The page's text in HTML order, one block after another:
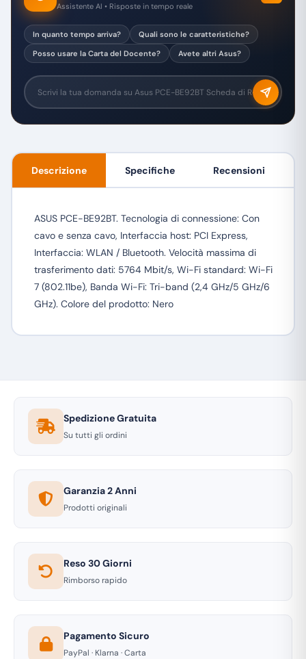
Assistente AI • Risposte in tempo reale
In quanto tempo arriva?
Quali sono le caratteristiche?
Posso usare la Carta del Docente?
Avete altri Asus?
Descrizione Specifiche Recensioni
ASUS PCE-BE92BT. Tecnologia di connessione: Con
cavo e senza cavo, Interfaccia host: PCI Express,
Interfaccia: WLAN / Bluetooth. Velocità massima di
trasferimento dati: 5764 Mbit/s, Wi-Fi standard: Wi-Fi
7 (802.11be), Banda Wi-Fi: Tri-band (2,4 GHz/5 GHz/6
GHz). Colore del prodotto: Nero
Spedizione Gratuita
Su tutti gli ordini
Garanzia 2 Anni
Prodotti originali
Reso 30 Giorni
Rimborso rapido
Pagamento Sicuro
PayPal · Klarna · Carta